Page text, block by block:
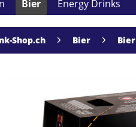
Bier Energy Drinks
Shop.ch Bier Bier